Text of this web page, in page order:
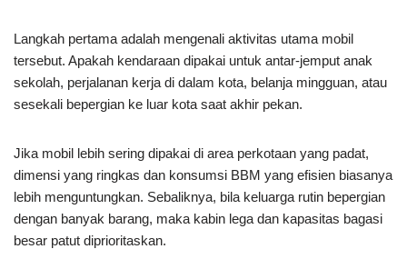
Langkah pertama adalah mengenali aktivitas utama mobil
tersebut. Apakah kendaraan dipakai untuk antar-jemput anak
sekolah, perjalanan kerja di dalam kota, belanja mingguan, atau
sesekali bepergian ke luar kota saat akhir pekan.
Jika mobil lebih sering dipakai di area perkotaan yang padat,
dimensi yang ringkas dan konsumsi BBM yang efisien biasanya
lebih menguntungkan. Sebaliknya, bila keluarga rutin bepergian
dengan banyak barang, maka kabin lega dan kapasitas bagasi
besar patut diprioritaskan.